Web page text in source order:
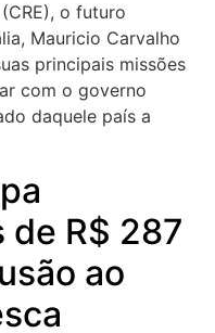
o futuro
Mauricio Carvalho
principais missões
com o governo
daquele país a
de R$ 287
ao